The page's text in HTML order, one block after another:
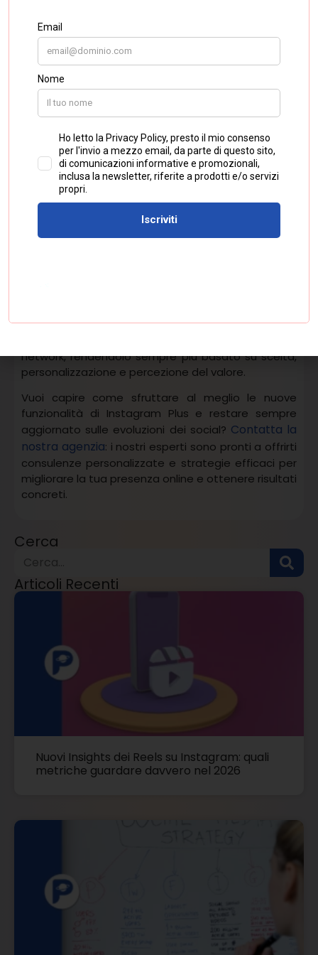
funzioni premium Instagram
diventano uno strumento per differenziare l’offerta
e rispondere a esigenze sempre più specifiche,
come una maggiore privacy, un controllo più
avanzato dei contenuti e una gestione più
consapevole della propria presenza online.
ampliato, Instagram Plus potrebbe diventare una
delle novità più rilevanti per il futuro dell’esperienza
social, trasformando il social in uno spazio sempre
più personalizzabile, ibrido e orientato al valore
diretto per l’utente.
investire in funzionalità avanzate. Una dinamica che
network, rendendolo sempre più basato su scelta,
personalizzazione e percezione del valore.
Vuoi capire come sfruttare al meglio le nuove
funzionalità di Instagram Plus e restare sempre
aggiornato sulle evoluzioni dei social? Contatta la
nostra agenzia: i nostri esperti sono pronti a offrirti
consulenze personalizzate e strategie efficaci per
migliorare la tua presenza online e ottenere risultati
concreti.
Cerca
Articoli Recenti
Nuovi Insights dei Reels su Instagram: quali
metriche guardare davvero nel 2026